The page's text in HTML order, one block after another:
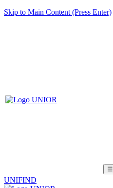
Skip to Main Content (Press Enter)
☰
UNIFIND